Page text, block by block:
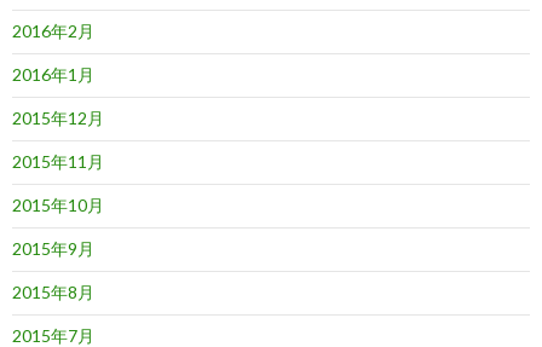
2016年2月
2016年1月
2015年12月
2015年11月
2015年10月
2015年9月
2015年8月
2015年7月